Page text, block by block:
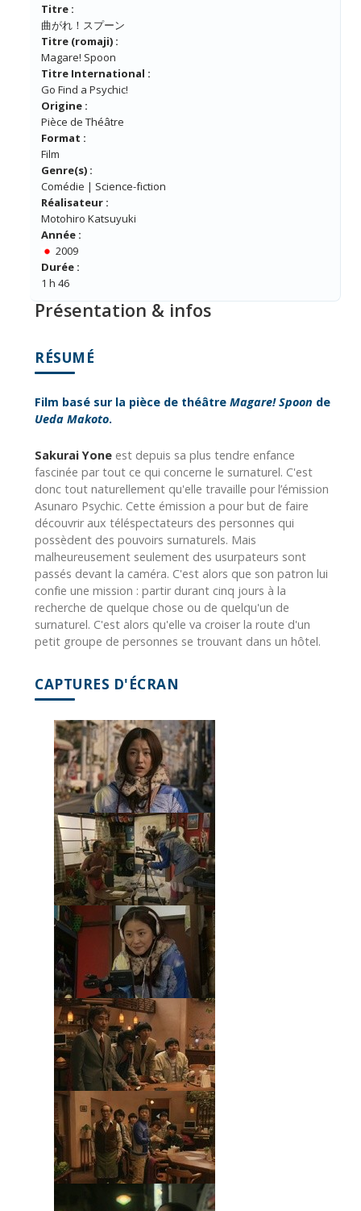
Titre :
曲がれ！スプーン
Titre (romaji) :
Magare! Spoon
Titre International :
Go Find a Psychic!
Origine :
Pièce de Théâtre
Format :
Film
Genre(s) :
Comédie | Science-fiction
Réalisateur :
Motohiro Katsuyuki
Année :
2009
Durée :
1 h 46
Présentation & infos
RÉSUMÉ
Film basé sur la pièce de théâtre Magare! Spoon de
Ueda Makoto.
Sakurai Yone est depuis sa plus tendre enfance
fascinée par tout ce qui concerne le surnaturel. C'est
donc tout naturellement qu'elle travaille pour l’émission
Asunaro Psychic. Cette émission a pour but de faire
découvrir aux téléspectateurs des personnes qui
possèdent des pouvoirs surnaturels. Mais
malheureusement seulement des usurpateurs sont
passés devant la caméra. C'est alors que son patron lui
confie une mission : partir durant cinq jours à la
recherche de quelque chose ou de quelqu'un de
surnaturel. C'est alors qu'elle va croiser la route d'un
petit groupe de personnes se trouvant dans un hôtel.
CAPTURES D'ÉCRAN